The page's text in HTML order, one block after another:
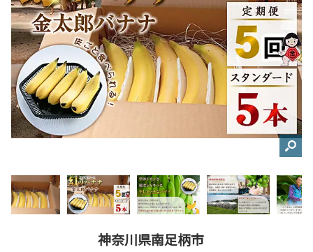
神奈川県南足柄市